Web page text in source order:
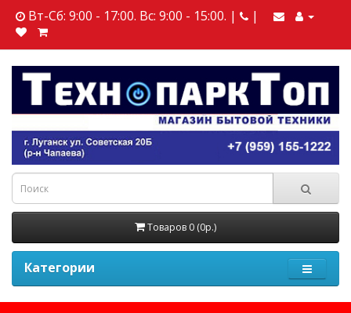
Вт-Сб: 9:00 - 17:00. Вс: 9:00 - 15:00. | |
Товаров 0 (0р.)
Категории